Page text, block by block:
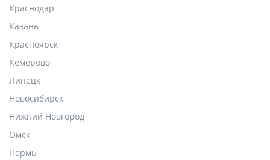
Краснодар
Казань
Красноярск
Кемерово
Липецк
Новосибирск
Нижний Новгород
Омск
Пермь